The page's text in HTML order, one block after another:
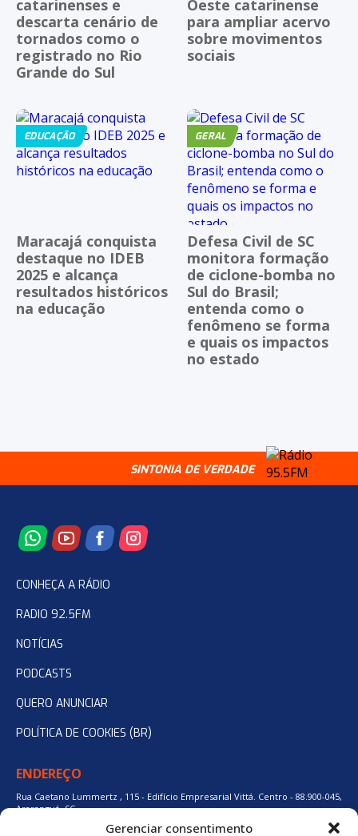
Gerenciar consentimento
catarinenses e
descarta cenário de
tornados como o
registrado no Rio
Grande do Sul
Oeste catarinense
para ampliar acervo
sobre movimentos
sociais
EDUCAÇÃO
Maracajá conquista
destaque no IDEB
2025 e alcança
resultados históricos
na educação
GERAL
Defesa Civil de SC
monitora formação
de ciclone-bomba no
Sul do Brasil;
entenda como o
fenômeno se forma
e quais os impactos
no estado
SINTONIA DE VERDADE
CONHEÇA A RÁDIO
RADIO 92.5FM
NOTÍCIAS
PODCASTS
QUERO ANUNCIAR
POLÍTICA DE COOKIES (BR)
ENDEREÇO
Rua Caetano Lummertz , 115 - Edifício Empresarial Vittá. Centro - 88.900-045,
Araranguá, SC.